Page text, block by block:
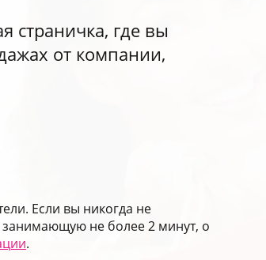
страничка, где вы
от компании,
Если вы никогда не
занимающую не более 2 минут, о
.